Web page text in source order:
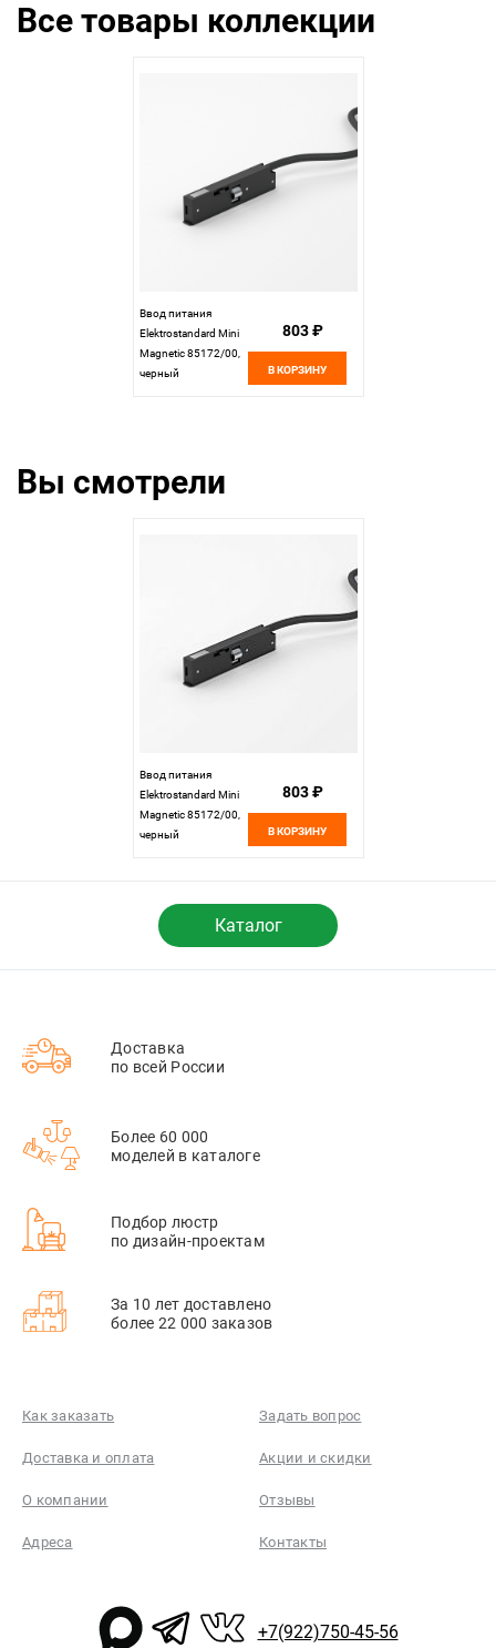
Все товары коллекции
Ввод питания
Elektrostandard Mini
Magnetic 85172/00,
черный
803 ₽
В КОРЗИНУ
Вы смотрели
Ввод питания
Elektrostandard Mini
Magnetic 85172/00,
черный
803 ₽
В КОРЗИНУ
Каталог
Доставка
по всей России
Более 60 000
моделей в каталоге
Подбор люстр
по дизайн-проектам
За 10 лет доставлено
более 22 000 заказов
Как заказать Задать вопрос
Доставка и оплата Акции и скидки
О компании Отзывы
Адреса Контакты
+7(922)750-45-56